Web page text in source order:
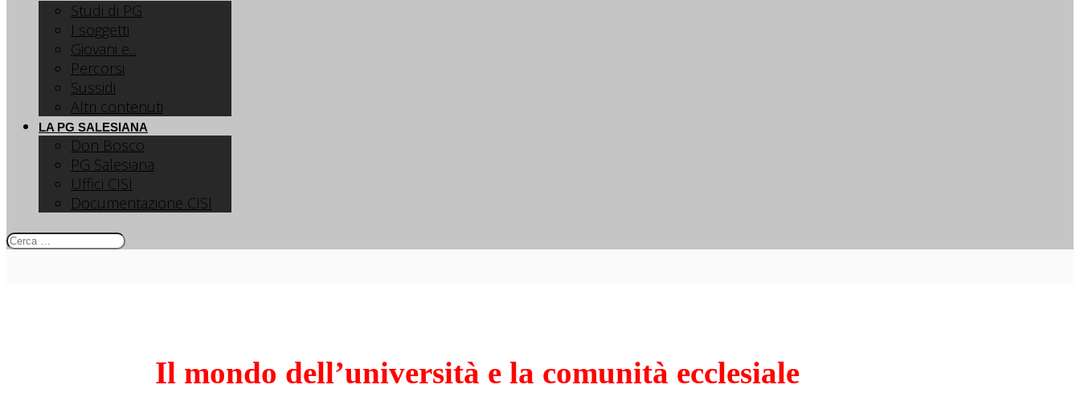
Studi di PG
I soggetti
Giovani e...
Percorsi
Sussidi
Altri contenuti
LA PG SALESIANA
Don Bosco
PG Salesiana
Uffici CISI
Documentazione CISI
Il mondo dell’università e la comunità ecclesiale